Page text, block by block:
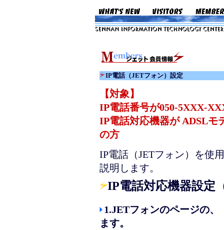
IP電話（JETフォン）設定
【対象】
IP電話番号が050-5XXX-
IP電話対応機器が ADSL
の方
IP電話（JETフォン）を使
説明します。
IP電話対応機器設定
1.JETフォンのページの、
ます。